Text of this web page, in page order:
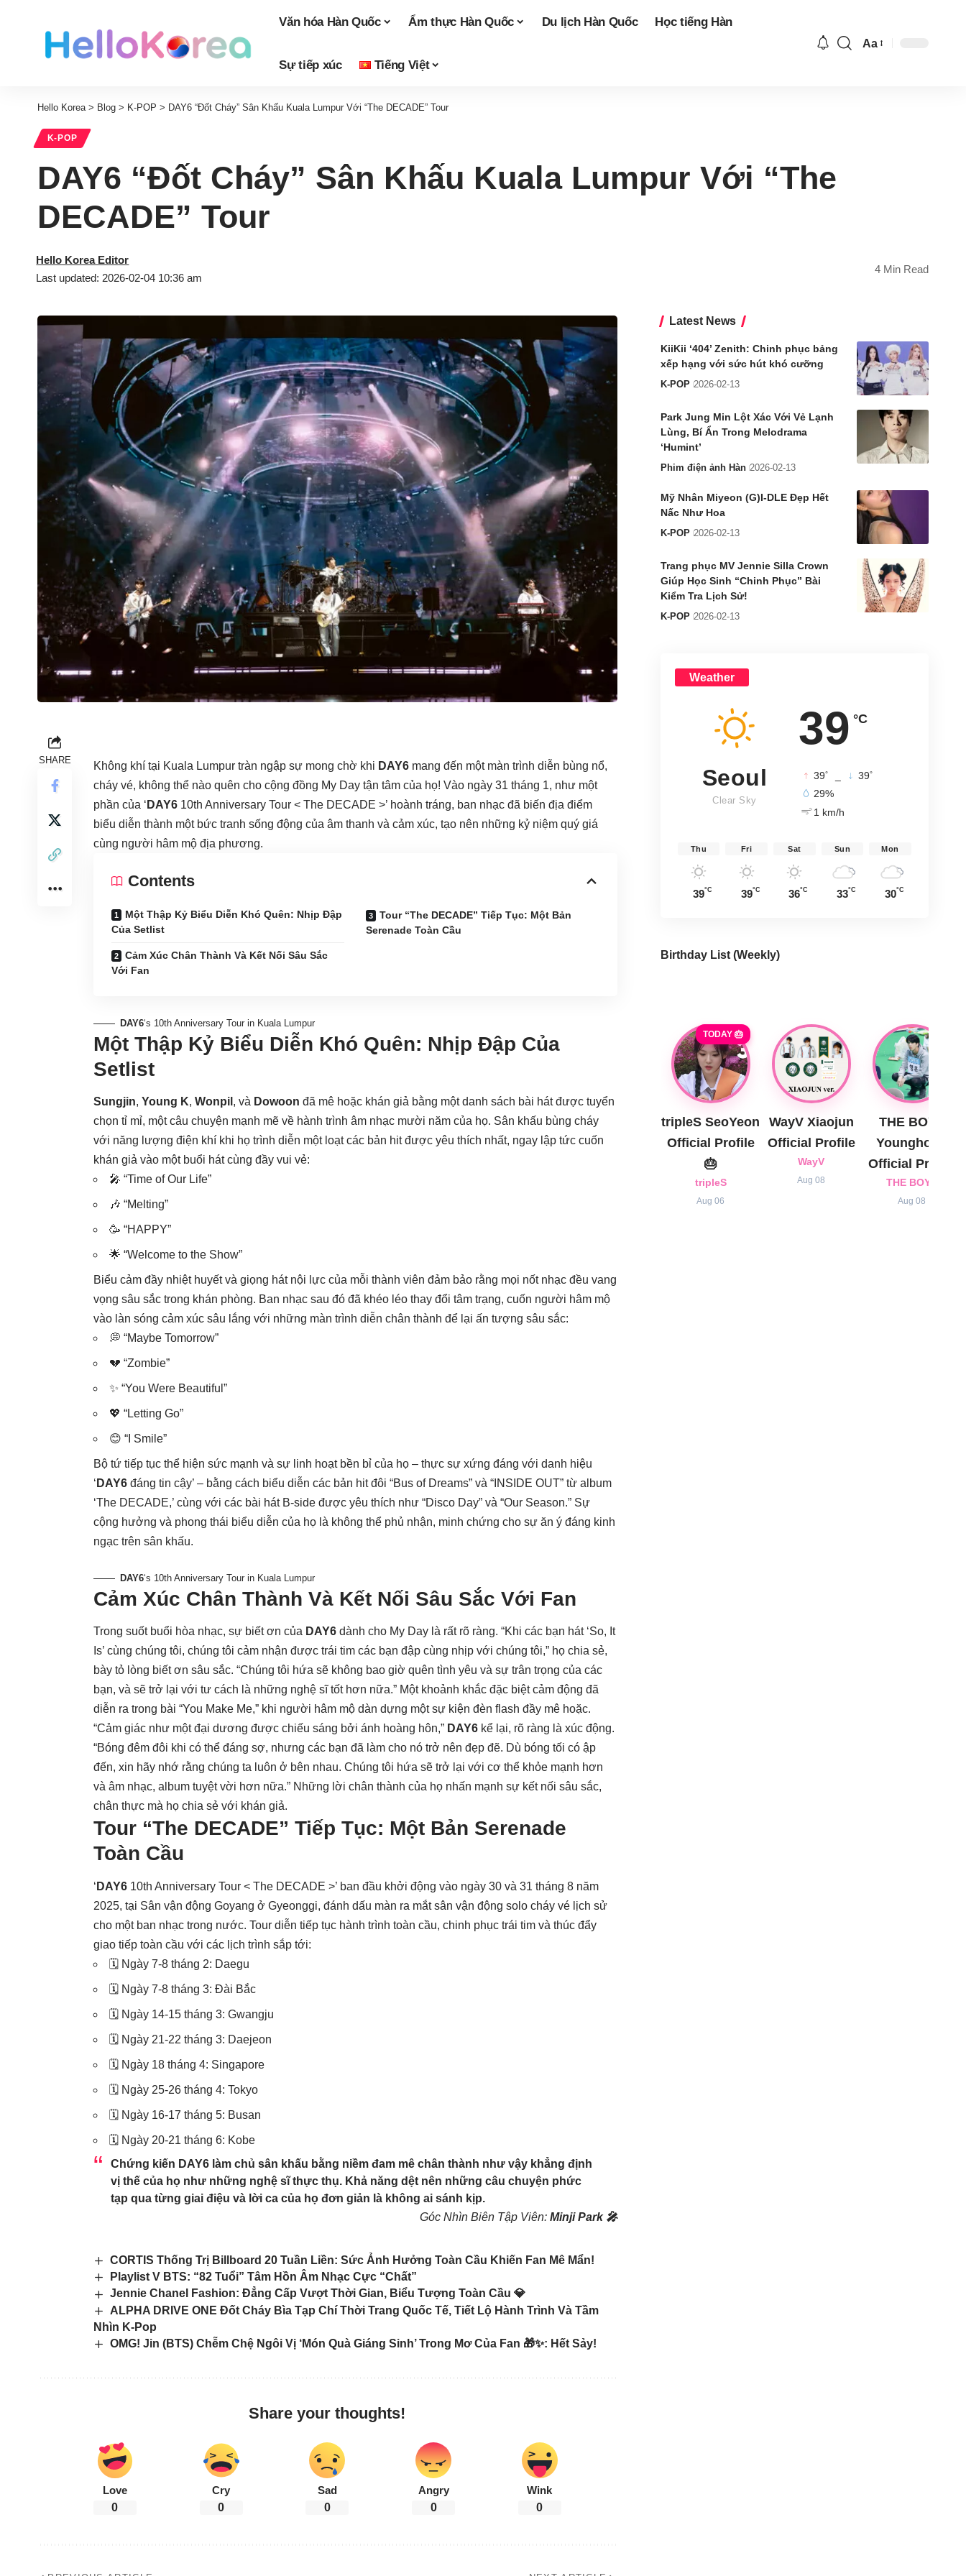
Văn hóa Hàn Quốc Ẩm thực Hàn Quốc Du lịch Hàn Quốc Học tiếng Hàn
Sự tiếp xúc Tiếng Việt
Aa
Hello Korea> Blog > K-POP > DAY6 “Đốt Cháy” Sân Khấu Kuala Lumpur Với “The DECADE” Tour
K-POP
DAY6 “Đốt Cháy” Sân Khấu Kuala Lumpur Với “The
DECADE” Tour
Last updated: 2026-02-04 10:36 am
Hello Korea Editor
4 Min Read
SHARE Không khí tại Kuala Lumpur tràn ngập sự mong chờ khi DAY6 mang đến một màn trình diễn bùng nổ,
cháy vé, không thể nào quên cho cộng đồng My Day tận tâm của họ! Vào ngày 31 tháng 1, như một
phần của ‘ DAY6 10th Anniversary Tour < The DECADE >’ hoành tráng, ban nhạc đã biến địa điểm
biểu diễn thành một bức tranh sống động của âm thanh và cảm xúc, tạo nên những kỷ niệm quý giá
cùng người hâm mộ địa phương.
Contents
Một Thập Kỷ Biểu Diễn Khó Quên: Nhịp Đập
Của Setlist
Cảm Xúc Chân Thành Và Kết Nối Sâu Sắc
Với Fan
Tour “The DECADE” Tiếp Tục: Một Bản
Serenade Toàn Cầu
DAY6‘s 10th Anniversary Tour in Kuala Lumpur
Một Thập Kỷ Biểu Diễn Khó Quên: Nhịp Đập Của
Setlist
Sungjin, Young K, Wonpil , và Dowoon đã mê hoặc khán giả bằng một danh sách bài hát được tuyển
chọn tỉ mỉ, một câu chuyện mạnh mẽ về hành trình âm nhạc mười năm của họ. Sân khấu bùng cháy
với năng lượng điện khí khi họ trình diễn một loạt các bản hit được yêu thích nhất, ngay lập tức cuốn
khán giả vào một buổi hát cùng đầy vui vẻ:
🎤 “Time of Our Life”
🎶 “Melting”
🥳 “HAPPY”
🌟 “Welcome to the Show”
Biểu cảm đầy nhiệt huyết và giọng hát nội lực của mỗi thành viên đảm bảo rằng mọi nốt nhạc đều vang
vọng sâu sắc trong khán phòng. Ban nhạc sau đó đã khéo léo thay đổi tâm trạng, cuốn người hâm mộ
vào làn sóng cảm xúc sâu lắng với những màn trình diễn chân thành để lại ấn tượng sâu sắc:
💭 “Maybe Tomorrow”
💔 “Zombie”
✨ “You Were Beautiful”
💖 “Letting Go”
😊 “I Smile”
Bộ tứ tiếp tục thể hiện sức mạnh và sự linh hoạt bền bỉ của họ – thực sự xứng đáng với danh hiệu
‘ DAY6 đáng tin cậy’ – bằng cách biểu diễn các bản hit đôi “Bus of Dreams” và “INSIDE OUT” từ album
‘The DECADE,’ cùng với các bài hát B-side được yêu thích như “Disco Day” và “Our Season.” Sự
cộng hưởng và phong thái biểu diễn của họ là không thể phủ nhận, minh chứng cho sự ăn ý đáng kinh
ngạc trên sân khấu.
DAY6‘s 10th Anniversary Tour in Kuala Lumpur
Cảm Xúc Chân Thành Và Kết Nối Sâu Sắc Với Fan
Trong suốt buổi hòa nhạc, sự biết ơn của DAY6 dành cho My Day là rất rõ ràng. “Khi các bạn hát ‘So, It
Is’ cùng chúng tôi, chúng tôi cảm nhận được trái tim các bạn đập cùng nhịp với chúng tôi,” họ chia sẻ,
bày tỏ lòng biết ơn sâu sắc. “Chúng tôi hứa sẽ không bao giờ quên tình yêu và sự trân trọng của các
bạn, và sẽ trở lại với tư cách là những nghệ sĩ tốt hơn nữa.” Một khoảnh khắc đặc biệt cảm động đã
diễn ra trong bài “You Make Me,” khi người hâm mộ dàn dựng một sự kiện đèn flash đầy mê hoặc.
“Cảm giác như một đại dương được chiếu sáng bởi ánh hoàng hôn,” DAY6 kể lại, rõ ràng là xúc động.
“Bóng đêm đôi khi có thể đáng sợ, nhưng các bạn đã làm cho nó trở nên đẹp đẽ. Dù bóng tối có ập
đến, xin hãy nhớ rằng chúng ta luôn ở bên nhau. Chúng tôi hứa sẽ trở lại với cơ thể khỏe mạnh hơn
và âm nhạc, album tuyệt vời hơn nữa.” Những lời chân thành của họ nhấn mạnh sự kết nối sâu sắc,
chân thực mà họ chia sẻ với khán giả.
Tour “The DECADE” Tiếp Tục: Một Bản Serenade
Toàn Cầu
‘ DAY6 10th Anniversary Tour < The DECADE >’ ban đầu khởi động vào ngày 30 và 31 tháng 8 năm
2025, tại Sân vận động Goyang ở Gyeonggi, đánh dấu màn ra mắt sân vận động solo cháy vé lịch sử
cho một ban nhạc trong nước. Tour diễn tiếp tục hành trình toàn cầu, chinh phục trái tim và thúc đẩy
giao tiếp toàn cầu với các lịch trình sắp tới:
🗓️ Ngày 7-8 tháng 2: Daegu
🗓️ Ngày 7-8 tháng 3: Đài Bắc
🗓️ Ngày 14-15 tháng 3: Gwangju
🗓️ Ngày 21-22 tháng 3: Daejeon
🗓️ Ngày 18 tháng 4: Singapore
🗓️ Ngày 25-26 tháng 4: Tokyo
🗓️ Ngày 16-17 tháng 5: Busan
🗓️ Ngày 20-21 tháng 6: Kobe
Chứng kiến DAY6 làm chủ sân khấu bằng niềm đam mê chân thành như vậy khẳng định
vị thế của họ như những nghệ sĩ thực thụ. Khả năng dệt nên những câu chuyện phức
tạp qua từng giai điệu và lời ca của họ đơn giản là không ai sánh kịp.
Góc Nhìn Biên Tập Viên: Minji Park 🎤
CORTIS Thống Trị Billboard 20 Tuần Liền: Sức Ảnh Hưởng Toàn Cầu Khiến Fan Mê Mẩn!
Playlist V BTS: “82 Tuổi” Tâm Hồn Âm Nhạc Cực “Chất”
Jennie Chanel Fashion: Đẳng Cấp Vượt Thời Gian, Biểu Tượng Toàn Cầu 💎
ALPHA DRIVE ONE Đốt Cháy Bìa Tạp Chí Thời Trang Quốc Tế, Tiết Lộ Hành Trình Và Tầm
Nhìn K-Pop
OMG! Jin (BTS) Chễm Chệ Ngôi Vị ‘Món Quà Giáng Sinh’ Trong Mơ Của Fan 🎁✨: Hết Sảy!
Share your thoughts!
Love
0
Cry
0
Sad
0
Angry
0
Wink
0
Latest News
KiiKii ‘404’ Zenith: Chinh phục bảng
xếp hạng với sức hút khó cưỡng
K-POP 2026-02-13
Park Jung Min Lột Xác Với Vẻ Lạnh
Lùng, Bí Ẩn Trong Melodrama
‘Humint’
Phim điện ảnh Hàn 2026-02-13
Mỹ Nhân Miyeon (G)I-DLE Đẹp Hết
Nấc Như Hoa
K-POP 2026-02-13
Trang phục MV Jennie Silla Crown
Giúp Học Sinh “Chinh Phục” Bài
Kiểm Tra Lịch Sử!
K-POP 2026-02-13
Weather
39 °C
Seoul
Clear Sky
39° 39°
29%
1 km/h
Thu
39°C
Fri
39°C
Sat
36°C
Sun
33°C
Mon
30°C
Birthday List (Weekly)
TODAY 🎂
tripleS SeoYeon
Official Profile
🎂
tripleS
Aug 06
WayV Xiaojun
Official Profile
WayV
Aug 08
THE BOYZ
Younghoon
Official Profile
THE BOYZ
Aug 08